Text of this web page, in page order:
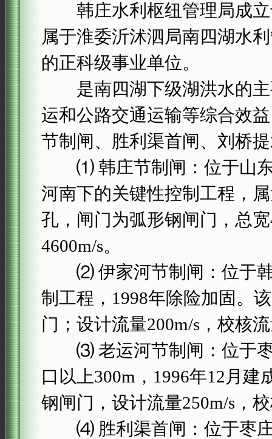
韩庄水利枢纽管理局成立
属于淮委沂沭泗局南四湖水
的正科级事业单位。
是南四湖下级湖洪水的主
运和公路交通运输等综合效
节制闸、胜利渠首闸、刘桥
⑴ 韩庄节制闸：位于山东
河南下的关键性控制工程，
孔，闸门为弧形钢闸门，总
4600m/s。
⑵ 伊家河节制闸：位于韩
制工程，1998年除险加固。
门；设计流量200m/s，校核
⑶ 老运河节制闸：位于枣
口以上300m，1996年12月
钢闸门，设计流量250m/s，
⑷ 胜利渠首闸：位于枣庄